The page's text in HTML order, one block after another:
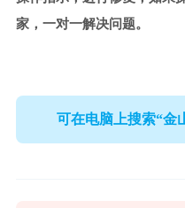
家，一对一解决问题。
可在电脑上搜索“金